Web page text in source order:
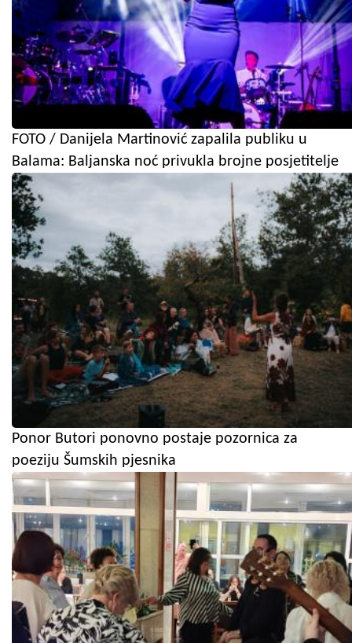
FOTO / Danijela Martinović zapalila publiku u
Balama: Baljanska noć privukla brojne posjetitelje
Ponor Butori ponovno postaje pozornica za
poeziju Šumskih pjesnika